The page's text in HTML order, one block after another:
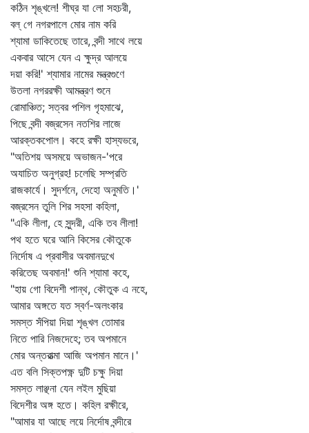
কঠিন শৃঙ্খলে! শীঘ্র যা লো সহচরী,
বল্‌ গে নগরপালে মোর নাম করি
শ্যামা ডাকিতেছে তারে, বন্দী সাথে লয়ে
একবার আসে যেন এ ক্ষুদ্র আলয়ে
দয়া করি!' শ্যামার নামের মন্ত্রগুণে
উতলা নগররক্ষী আমন্ত্রণ শুনে
রোমাঞ্চিত; সত্বর পশিল গৃহমাঝে,
পিছে বন্দী বজ্রসেন নতশির লাজে
আরক্তকপোল। কহে রক্ষী হাস্যভরে,
"অতিশয় অসময়ে অভাজন-'পরে
অযাচিত অনুগ্রহ! চলেছি সম্প্রতি
রাজকার্যে। সুদর্শনে, দেহো অনুমতি।'
বজ্রসেন তুলি শির সহসা কহিলা,
"একি লীলা, হে সুন্দরী, একি তব লীলা!
পথ হতে ঘরে আনি কিসের কৌতুকে
নির্দোষ এ প্রবাসীর অবমানদুখে
করিতেছ অবমান!' শুনি শ্যামা কহে,
"হায় গো বিদেশী পান্থ, কৌতুক এ নহে,
আমার অঙ্গতে যত স্বর্ণ-অলংকার
সমস্ত সঁপিয়া দিয়া শৃঙ্খল তোমার
নিতে পারি নিজদেহে; তব অপমানে
মোর অন্তরাত্মা আজি অপমান মানে।'
এত বলি সিক্তপক্ষ্ণ দুটি চক্ষু দিয়া
সমস্ত লাঞ্ছনা যেন লইল মুছিয়া
বিদেশীর অঙ্গ হতে। কহিল রক্ষীরে,
"আমার যা আছে লয়ে নির্দোষ বন্দীরে